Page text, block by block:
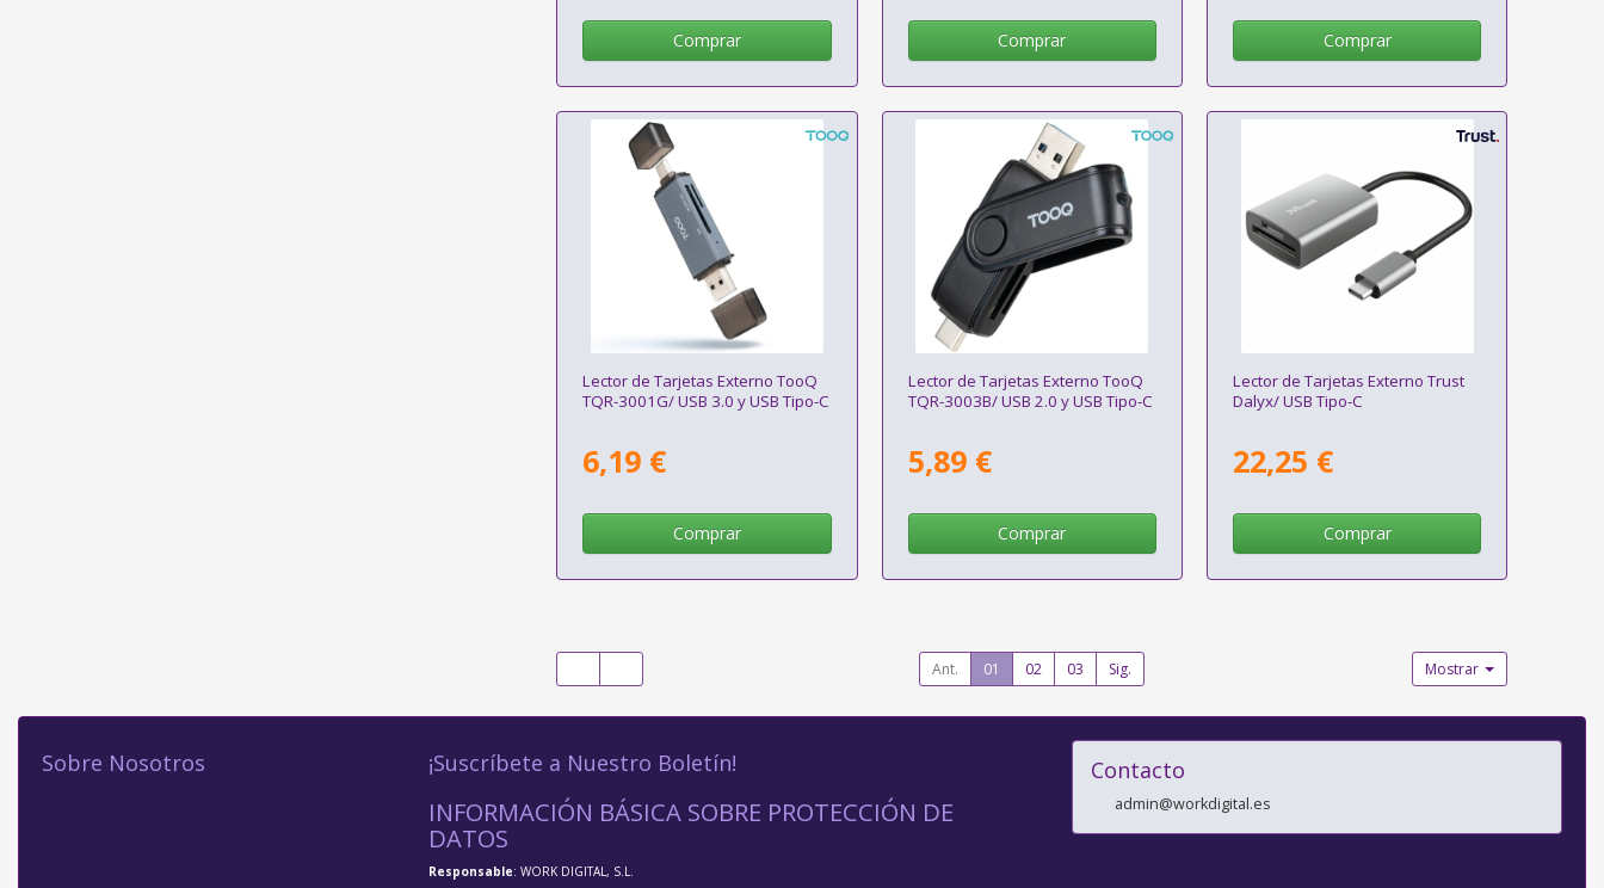
Comprar Comprar Comprar
Lector de Tarjetas Externo TooQ
TQR-3001G/ USB 3.0 y USB Tipo-C
6,19 €
Comprar
Lector de Tarjetas Externo TooQ
TQR-3003B/ USB 2.0 y USB Tipo-C
5,89 €
Comprar
Lector de Tarjetas Externo Trust
Dalyx/ USB Tipo-C
22,25 €
Comprar
Ant. 01 02 03 Sig. Mostrar
Sobre Nosotros ¡Suscríbete a Nuestro Boletín!
INFORMACIÓN BÁSICA SOBRE PROTECCIÓN DE
DATOS
Responsable: WORK DIGITAL, S.L.
Contacto
admin@workdigital.es